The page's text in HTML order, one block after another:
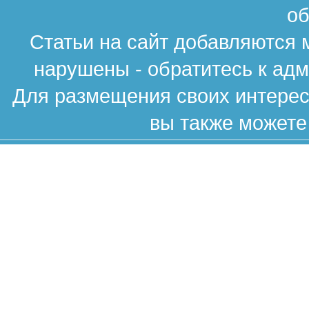
Статьи на сайт
нарушены - обратитесь к
Для размещения своих
вы также